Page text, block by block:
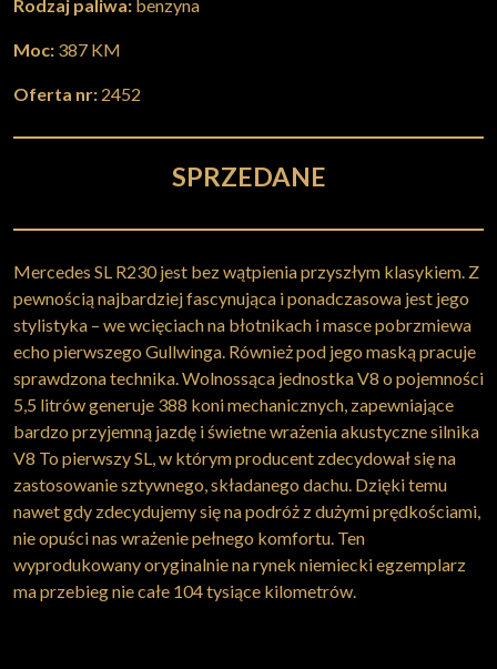
Rodzaj paliwa: benzyna
Moc: 387 KM
Oferta nr: 2452
SPRZEDANE
Mercedes SL R230 jest bez wątpienia przyszłym klasykiem. Z
pewnością najbardziej fascynująca i ponadczasowa jest jego
stylistyka – we wcięciach na błotnikach i masce pobrzmiewa
echo pierwszego Gullwinga. Również pod jego maską pracuje
sprawdzona technika. Wolnossąca jednostka V8 o pojemności
5,5 litrów generuje 388 koni mechanicznych, zapewniające
bardzo przyjemną jazdę i świetne wrażenia akustyczne silnika
V8 To pierwszy SL, w którym producent zdecydował się na
zastosowanie sztywnego, składanego dachu. Dzięki temu
nawet gdy zdecydujemy się na podróż z dużymi prędkościami,
nie opuści nas wrażenie pełnego komfortu. Ten
wyprodukowany oryginalnie na rynek niemiecki egzemplarz
ma przebieg nie całe 104 tysiące kilometrów.